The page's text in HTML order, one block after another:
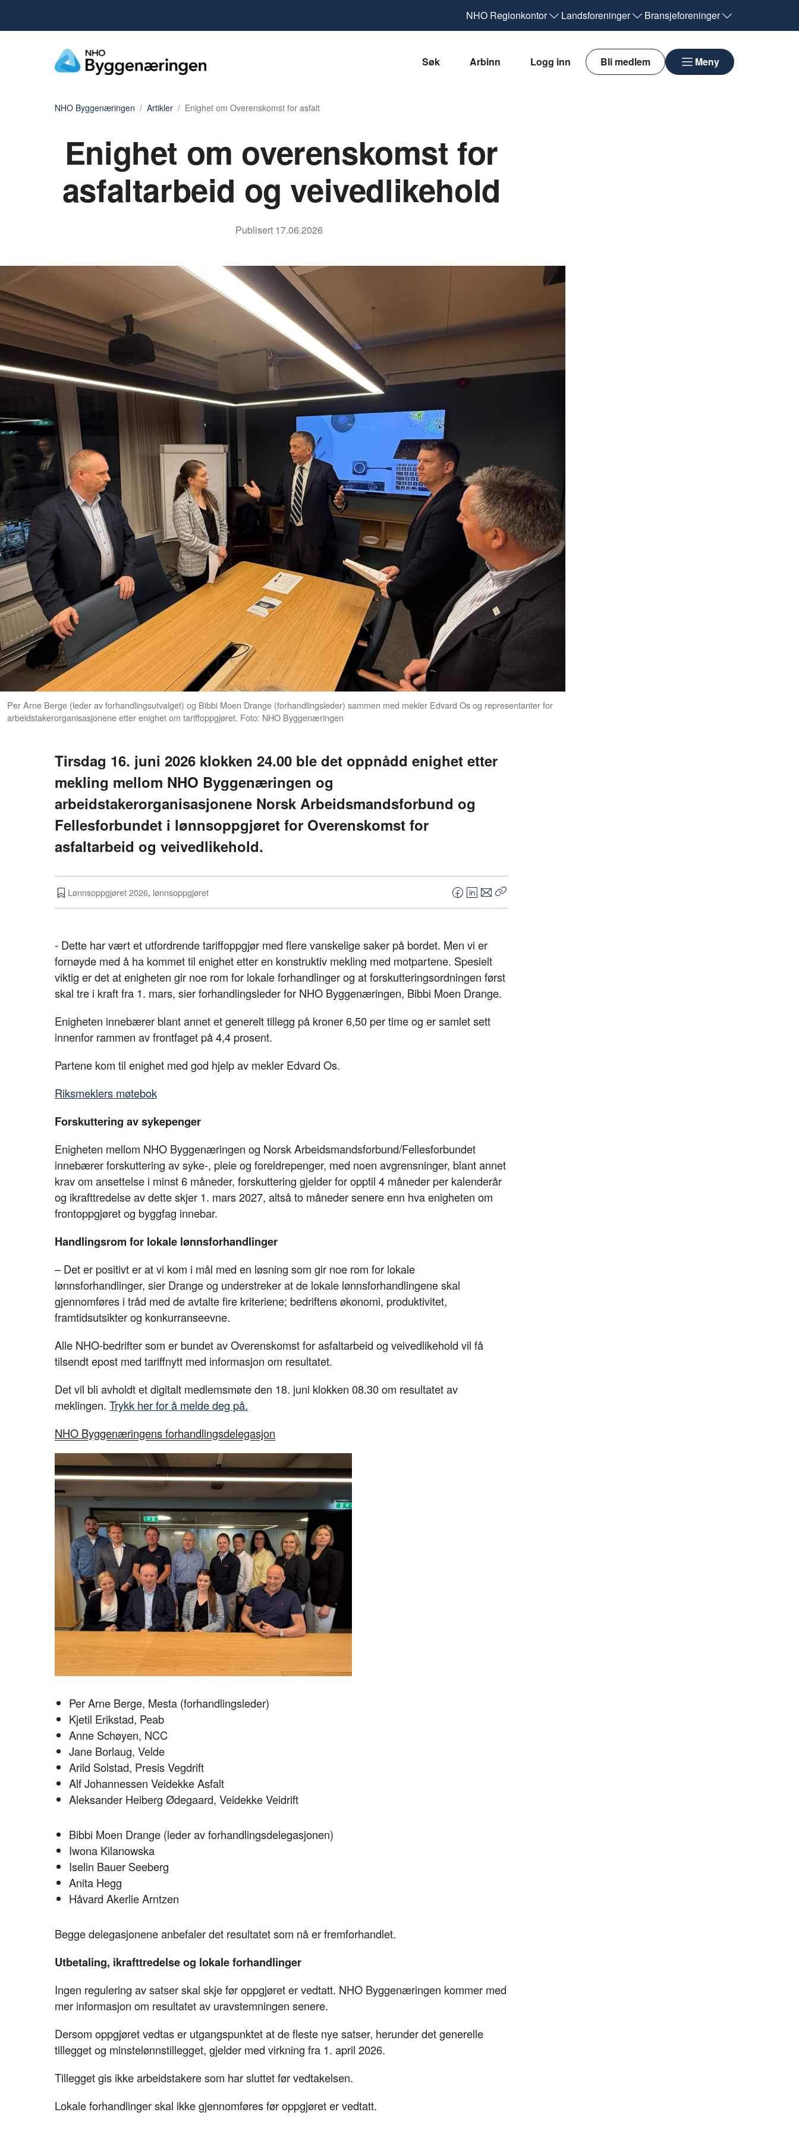
NHO Regionkontor Landsforeninger Bransjeforeninger
Søk Arbinn Logg inn Bli medlem Meny
NHO Byggenæringen Artikler Enighet om Overenskomst for asfalt
Enighet om overenskomst for
asfaltarbeid og veivedlikehold
Publisert 17.06.2026
Per Arne Berge (leder av forhandlingsutvalget) og Bibbi Moen Drange (forhandlingsleder) sammen med mekler Edvard Os og representanter for
arbeidstakerorganisasjonene etter enighet om tariffoppgjøret. Foto: NHO Byggenæringen
Tirsdag 16. juni 2026 klokken 24.00 ble det oppnådd enighet etter
mekling mellom NHO Byggenæringen og
arbeidstakerorganisasjonene Norsk Arbeidsmandsforbund og
Fellesforbundet i lønnsoppgjøret for Overenskomst for
asfaltarbeid og veivedlikehold.
Lønnsoppgjøret 2026, lønnsoppgjøret
F
a
e
b
o
o
k
L
i
k
d
I
n
E
-
o
s
t
Kopier
- Dette har vært et utfordrende tariffoppgjør med flere vanskelige saker på bordet. Men vi er
fornøyde med å ha kommet til enighet etter en konstruktiv mekling med motpartene. Spesielt
viktig er det at enigheten gir noe rom for lokale forhandlinger og at forskutteringsordningen først
skal tre i kraft fra 1. mars, sier forhandlingsleder for NHO Byggenæringen, Bibbi Moen Drange.
Enigheten innebærer blant annet et generelt tillegg på kroner 6,50 per time og er samlet sett
innenfor rammen av frontfaget på 4,4 prosent.
Partene kom til enighet med god hjelp av mekler Edvard Os.
Riksmeklers møtebok
Forskuttering av sykepenger
Enigheten mellom NHO Byggenæringen og Norsk Arbeidsmandsforbund/Fellesforbundet
innebærer forskuttering av syke-, pleie og foreldrepenger, med noen avgrensninger, blant annet
krav om ansettelse i minst 6 måneder, forskuttering gjelder for opptil 4 måneder per kalenderår
og ikrafttredelse av dette skjer 1. mars 2027, altså to måneder senere enn hva enigheten om
frontoppgjøret og byggfag innebar.
Handlingsrom for lokale lønnsforhandlinger
– Det er positivt er at vi kom i mål med en løsning som gir noe rom for lokale
lønnsforhandlinger, sier Drange og understreker at de lokale lønnsforhandlingene skal
gjennomføres i tråd med de avtalte fire kriteriene; bedriftens økonomi, produktivitet,
framtidsutsikter og konkurranseevne.
Alle NHO-bedrifter som er bundet av Overenskomst for asfaltarbeid og veivedlikehold vil få
tilsendt epost med tariffnytt med informasjon om resultatet.
Det vil bli avholdt et digitalt medlemsmøte den 18. juni klokken 08.30 om resultatet av
meklingen. Trykk her for å melde deg på.
NHO Byggenæringens forhandlingsdelegasjon
Per Arne Berge, Mesta (forhandlingsleder)
Kjetil Erikstad, Peab
Anne Schøyen, NCC
Jane Borlaug, Velde
Arild Solstad, Presis Vegdrift
Alf Johannessen Veidekke Asfalt
Aleksander Heiberg Ødegaard, Veidekke Veidrift
Bibbi Moen Drange (leder av forhandlingsdelegasjonen)
Iwona Kilanowska
Iselin Bauer Seeberg
Anita Hegg
Håvard Akerlie Arntzen
Begge delegasjonene anbefaler det resultatet som nå er fremforhandlet.
Utbetaling, ikrafttredelse og lokale forhandlinger
Ingen regulering av satser skal skje før oppgjøret er vedtatt. NHO Byggenæringen kommer med
mer informasjon om resultatet av uravstemningen senere.
Dersom oppgjøret vedtas er utgangspunktet at de fleste nye satser, herunder det generelle
tillegget og minstelønnstillegget, gjelder med virkning fra 1. april 2026.
Tillegget gis ikke arbeidstakere som har sluttet før vedtakelsen.
Lokale forhandlinger skal ikke gjennomføres før oppgjøret er vedtatt.